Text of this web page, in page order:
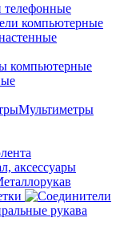
телефонные
компьютерные
компьютерные
Мультиметры
аксессуары
рукава